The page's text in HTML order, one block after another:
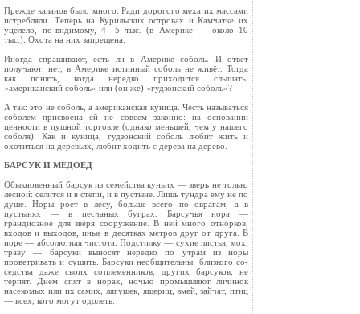
Прежде каланов было много. Ради дорогого меха их массами
истребляли. Теперь на Куриль­ских островах и Камчатке их
уцелело, по-види­мому, 4—5 тыс. (в Америке — около 10
тыс.). Охота на них запрещена.
Иногда спрашивают, есть ли в Америке со­боль. И ответ
получают: нет, в Америке истин­ный соболь не живёт. Тогда
как понять, когда нередко приходится слышать:
«американский соболь» или (он же) «гудзонский соболь»?
А так: это не соболь, а американская куница. Честь называться
соболем присвоена ей не совсем законно: на основании
ценности в пушной тор­говле (однако меньшей, чем у нашего
соболя). Как и куница, гудзонский соболь любит жить и
охотиться на деревьях, любит ходить с дерева на дерево.
БАРСУК И МЕДОЕД
Обыкновенный барсук из семейства куньих — зверь не только
лесной: селится и в степи, и в пустыне. Лишь тундра ему не по
душе. Норы роет в лесу, больше всего по оврагам, а в
пустынях — в песчаных буграх. Барсучья нора —
грандиозное для зверя сооружение. В ней много отнорков,
входов и выходов, иные в десятках метров друг от друга. В
норе — абсолютная чистота. Подстилку — сухие листья, мох,
траву — барсуки выносят нередко по утрам из норы
проветривать и сушить. Барсуки необщительны: близкого со­
седства даже своих соплеменников, других барсуков, не
терпят. Днём спят в норах, ночью промышляют личинок
насекомых или их самих, лягушек, ящериц, змей, зайчат, птиц
— всех, кого могут одолеть.